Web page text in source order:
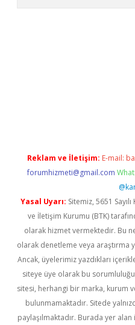
Reklam ve İletişim: E-mail:
forumhizmeti@gmail.com
Yasal Uyarı: Sitemiz, 5651
ve İletişim Kurumu (BTK)
olarak hizmet vermektedir. Bu
olarak denetleme veya araştırma
Ancak, üyelerimiz yazdıkları
siteye üye olarak bu
sitesi, herhangi bir marka, kurum
bulunmamaktadır. Sitede
paylaşılmaktadır. Burada yer